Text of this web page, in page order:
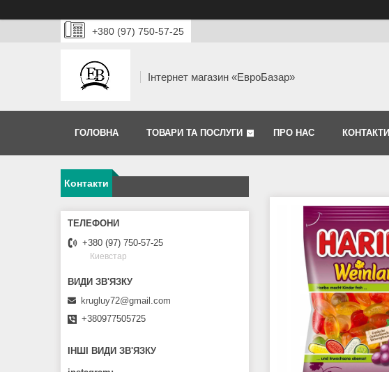
+380 (97) 750-57-25
Інтернет магазин «ЕвроБазар»
ГОЛОВНА ТОВАРИ ТА ПОСЛУГИ ПРО НАС КОНТАКТИ
Контакти
+380 (97) 750-57-25
Киевстар
krugluy72@gmail.com
+380977505725
ІНШІ ВИДИ ЗВ'ЯЗКУ